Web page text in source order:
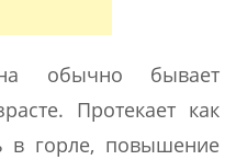
обычно бывает
Протекает как
в горле, повышение